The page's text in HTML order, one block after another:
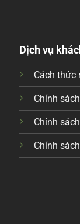
Dịch vụ
Cách thức
Chính
Chính
Chính